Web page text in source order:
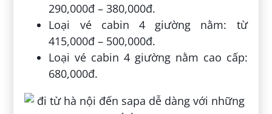
290,000đ – 380,000đ.
Loại vé cabin 4 giường nằm: từ
415,000đ – 500,000đ.
Loại vé cabin 4 giường nằm cao cấp:
680,000đ.